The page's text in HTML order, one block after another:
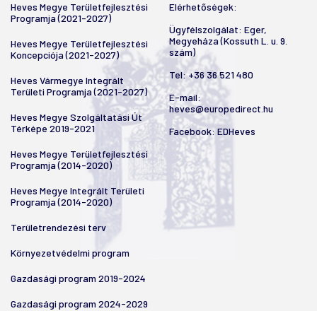
Heves Megye Területfejlesztési
Programja (2021-2027)
Heves Megye Területfejlesztési
Koncepciója (2021-2027)
Heves Vármegye Integrált
Területi Programja (2021-2027)
Heves Megye Szolgáltatási Út
Térképe 2019-2021
Heves Megye Területfejlesztési
Programja (2014-2020)
Heves Megye Integrált Területi
Programja (2014-2020)
Területrendezési terv
Környezetvédelmi program
Gazdasági program 2019-2024
Gazdasági program 2024-2029
Elérhetőségek:
Ügyfélszolgálat: Eger,
Megyeháza (Kossuth L. u. 9.
szám)
Tel:+36 36 521 480
E-mail:
heves@europedirect.hu
Facebook: EDHeves